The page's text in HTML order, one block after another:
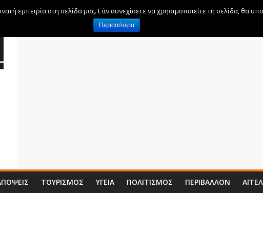
ΤΟΥΡΙΣΜΌΣ ΥΓΕΊΑ ΠΟΛΙΤΙΣΜΌΣ ΠΕΡΙΒΆΛΛΟΝ
εμπειρία στη σελίδα μας. Εάν συνεχίσετε να χρησιμοποιείτε τη σελίδα, θα
Περισσότερα